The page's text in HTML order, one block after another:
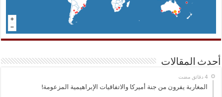
أحدث المقالات
‏4 دقائق مضت
المغاربة يفرون من جنة أميركا والاتفاقيات الإبراهيمية المزعومة!